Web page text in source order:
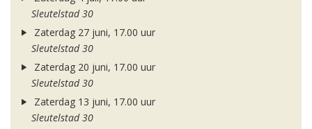
Sleutelstad 30
Zaterdag 27 juni, 17.00 uur
Sleutelstad 30
Zaterdag 20 juni, 17.00 uur
Sleutelstad 30
Zaterdag 13 juni, 17.00 uur
Sleutelstad 30